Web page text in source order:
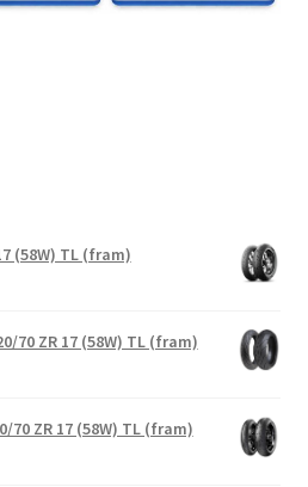
(58W) TL (fram)
70 ZR 17 (58W) TL (fram)
70 ZR 17 (58W) TL (fram)